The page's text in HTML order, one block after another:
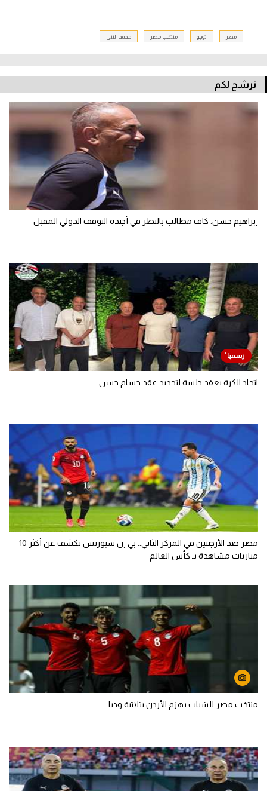
مصر توجو منتخب مصر محمد النني
نرشح لكم
إبراهيم حسن: كاف مطالب بالنظر في أجندة التوقف الدولي المقبل
اتحاد الكرة يعقد جلسة لتجديد عقد حسام حسن
مصر ضد الأرجنتين في المركز الثاني.. بي إن سبورتس تكشف عن أكثر 10
مباريات مشاهدة بـ كأس العالم
منتخب مصر للشباب يهزم الأردن بثلاثية وديا